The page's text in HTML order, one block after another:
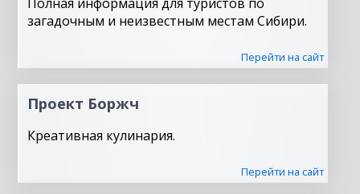
загадочным и неизвестным местам Сибири.
Перейти на сайт
Проект Боржч
Креативная кулинария.
Перейти на сайт